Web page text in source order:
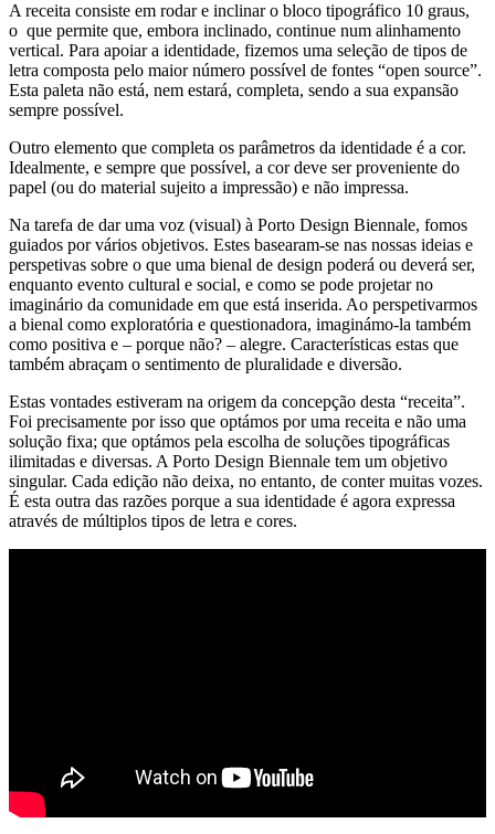
A receita consiste em rodar e inclinar o bloco tipográfico 10 graus,
o que permite que, embora inclinado, continue num alinhamento
vertical. Para apoiar a identidade, fizemos uma seleção de tipos de
letra composta pelo maior número possível de fontes “open source”.
Esta paleta não está, nem estará, completa, sendo a sua expansão
sempre possível.
Outro elemento que completa os parâmetros da identidade é a cor.
Idealmente, e sempre que possível, a cor deve ser proveniente do
papel (ou do material sujeito a impressão) e não impressa.
Na tarefa de dar uma voz (visual) à Porto Design Biennale, fomos
guiados por vários objetivos. Estes basearam-se nas nossas ideias e
perspetivas sobre o que uma bienal de design poderá ou deverá ser,
enquanto evento cultural e social, e como se pode projetar no
imaginário da comunidade em que está inserida. Ao perspetivarmos
a bienal como exploratória e questionadora, imaginámo-la também
como positiva e – porque não? – alegre. Características estas que
também abraçam o sentimento de pluralidade e diversão.
Estas vontades estiveram na origem da concepção desta “receita”.
Foi precisamente por isso que optámos por uma receita e não uma
solução fixa; que optámos pela escolha de soluções tipográficas
ilimitadas e diversas. A Porto Design Biennale tem um objetivo
singular. Cada edição não deixa, no entanto, de conter muitas vozes.
É esta outra das razões porque a sua identidade é agora expressa
através de múltiplos tipos de letra e cores.